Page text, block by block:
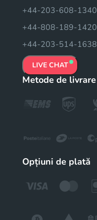
+44-203-608-1340
+44-808-189-1420
+44-203-514-1638
LIVE CHAT
Metode de livrare
Opțiuni de plată